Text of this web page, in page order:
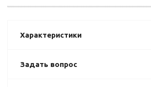
Характеристики
Задать вопрос